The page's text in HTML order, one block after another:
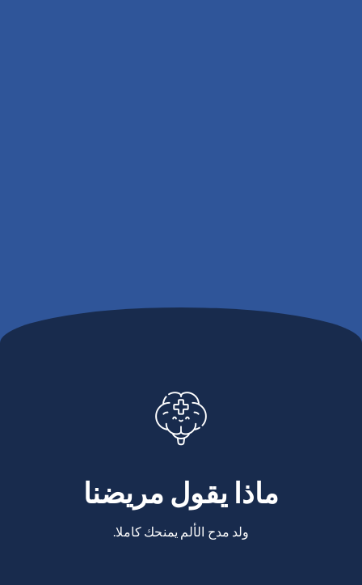
ماذا يقول مريضنا
ولد مدح الألم يمنحك كاملا.